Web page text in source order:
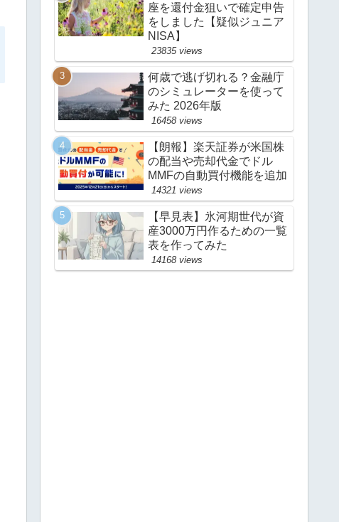
座を還付金狙いで確定申告
をしました【疑似ジュニア
NISA】
23835 views
何歳で逃げ切れる？金融庁
のシミュレーターを使って
みた 2026年版
16458 views
【朗報】楽天証券が米国株
の配当や売却代金でドル
MMFの自動買付機能を追加
14321 views
【早見表】氷河期世代が資
産3000万円作るための一覧
表を作ってみた
14168 views